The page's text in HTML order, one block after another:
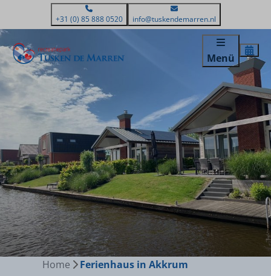
+31 (0) 85 888 0520 info@tuskendemarren.nl
Menü
Home Ferienhaus in Akkrum